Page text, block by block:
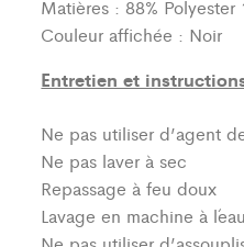
Matières : 88% Polyester
Couleur affichée : Noir
Entretien et
Ne pas utiliser d’agent
Ne pas laver à sec
Repassage à feu doux
Lavage en machine à